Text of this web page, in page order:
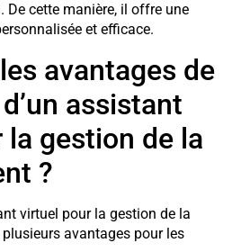
De cette manière, il offre une
et efficace.
avantages de
assistant
gestion de la
?
virtuel pour la gestion de la
avantages pour les